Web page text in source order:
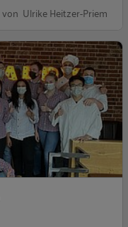
von Ulrike Heitzer-Priem